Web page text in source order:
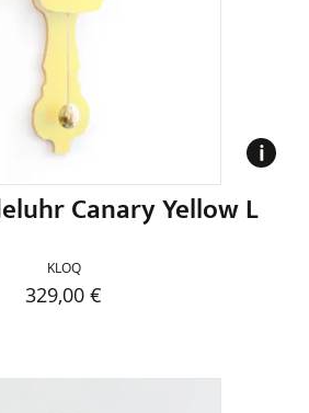
Optionen
können
auf
der
Produktseite
gewählt
werden
Canary Yellow L
KLOQ
329,00 €
weist